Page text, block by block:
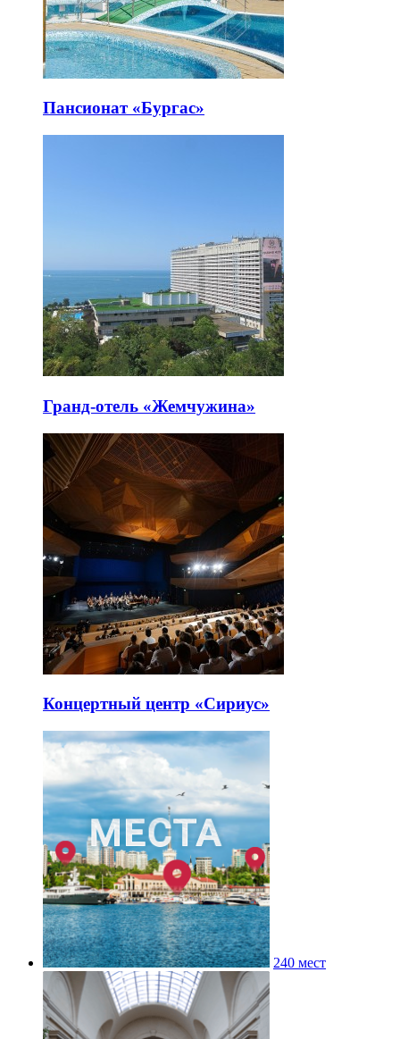
Пансионат «Бургас»
Гранд-отель «Жемчужина»
Концертный центр «Сириус»
240 мест